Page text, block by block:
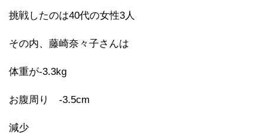
挑戦したのは40代の女性3人
その内、藤崎奈々子さんは
体重が-3.3kg
お腹周り -3.5cm
減少